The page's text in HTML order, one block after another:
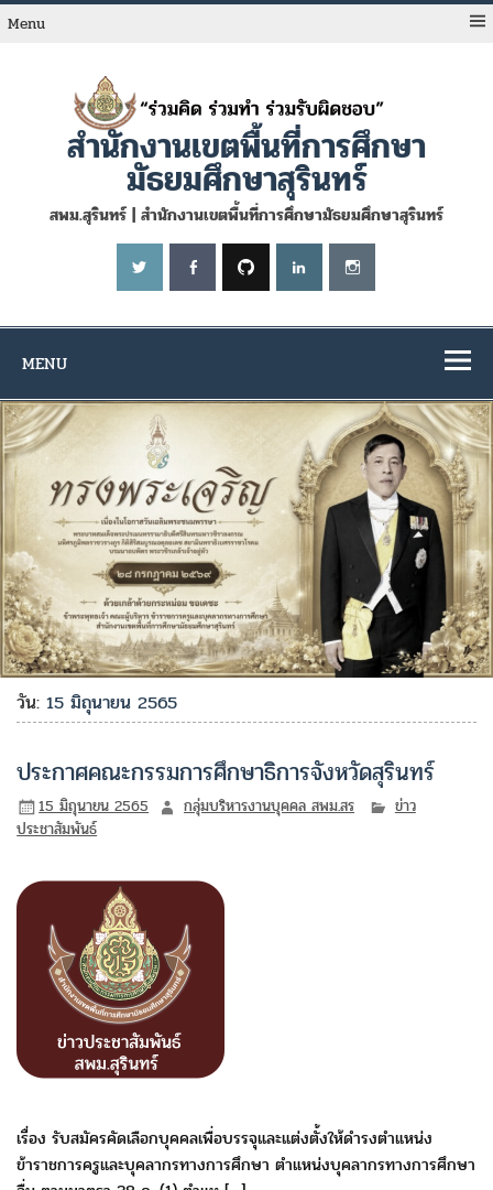
Skip
toMenu
สำนักงานเขตพื้นที่การศึกษา
มัธยมศึกษาสุรินทร์
สพม.สุรินทร์ | สำนักงานเขตพื้นที่การศึกษามัธยมศึกษาสุรินทร์
MENU
วัน:15 มิถุนายน 2565
ประกาศคณะกรรมการศึกษาธิการจังหวัดสุรินทร์
15 มิถุนายน 2565 กลุ่มบริหารงานบุคคล สพม.สร
ข่าว
ประชาสัมพันธ์
เรื่อง รับสมัครคัดเลือกบุคคลเพื่อบรรจุและแต่งตั้งให้ดำรงตำแหน่ง
ข้าราชการครูและบุคลากรทางการศึกษา ตำแหน่งบุคลากรทางการศึกษา